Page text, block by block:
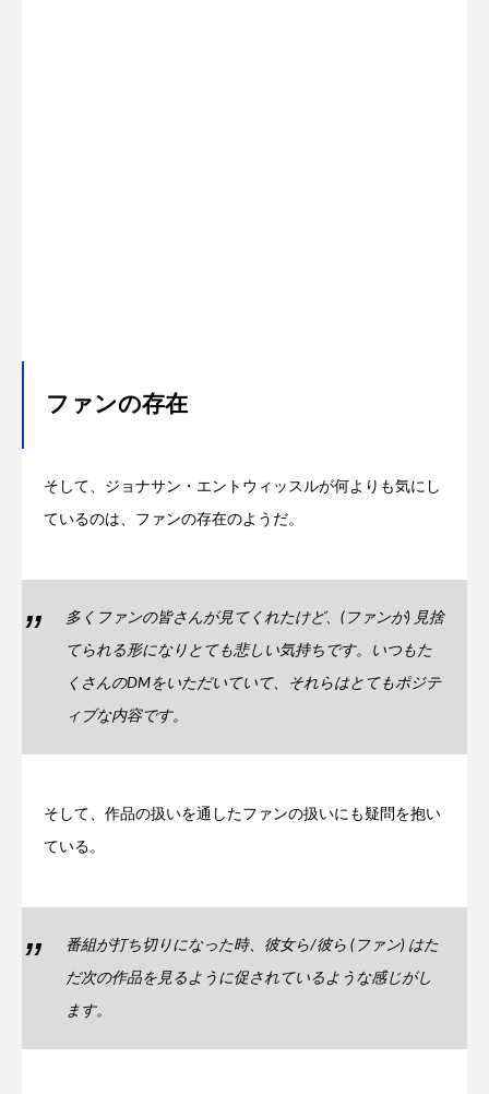
ファンの存在
そして、ジョナサン・エントウィッスルが何よりも気にし
ているのは、ファンの存在のようだ。
多くファンの皆さんが見てくれたけど、(ファンが) 見捨
てられる形になりとても悲しい気持ちです。いつもた
くさんのDMをいただいていて、それらはとてもポジテ
ィブな内容です。
そして、作品の扱いを通したファンの扱いにも疑問を抱い
ている。
番組が打ち切りになった時、彼女ら/彼ら (ファン) はた
だ次の作品を見るように促されているような感じがし
ます。